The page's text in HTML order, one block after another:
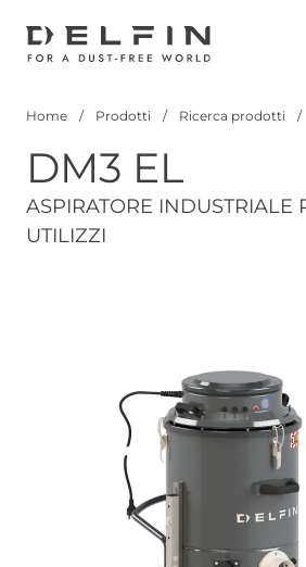
pane
Home Prodotti Ricerca prodotti
DM3 EL
ASPIRATORE INDUSTRIALE
UTILIZZI